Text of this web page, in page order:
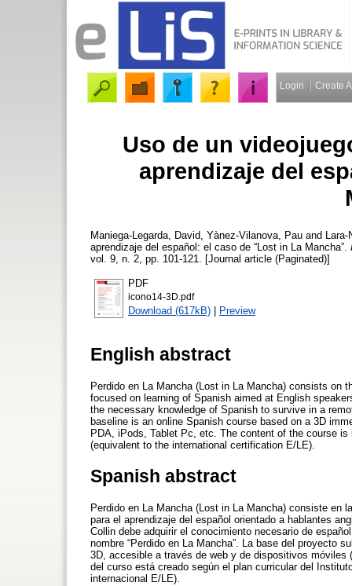
Login Create
Uso de un
aprendizaje del
Maniega-Legarda, David Yànez-Vilanova, Pau and
aprendizaje del español: el caso de “Lost in La Mancha”.
vol. 9, n. 2, pp. 101-121. [Journal article (Paginated)]
PDF
icono14-3D.pdf
Download (617kB) | Preview
English abstract
Perdido en La Mancha (Lost in La Mancha) consists on
focused on learning of Spanish aimed at English
the necessary knowledge of Spanish to survive in a
baseline is an online Spanish course based on a 3D
PDA, iPods, Tablet Pc, etc. The content of the course
(equivalent to the international certification E/LE).
Spanish abstract
Perdido en La Mancha (Lost in La Mancha) consiste en
para el aprendizaje del español orientado a hablantes
Collin debe adquirir el conocimiento necesario de
nombre “Perdido en La Mancha”. La base del proyecto
3D, accesible a través de web y de dispositivos
del curso está creado según el plan curricular del
internacional E/LE).